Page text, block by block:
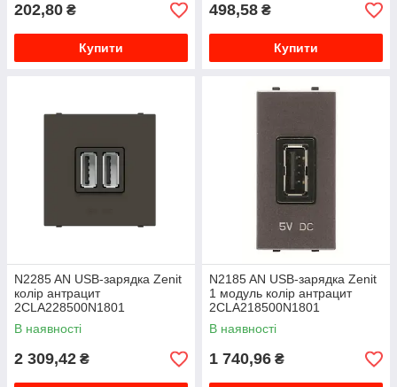
202,80 ₴
Купити
498,58 ₴
Купити
N2285 AN USB-зарядка Zenit
колір антрацит
2CLA228500N1801
В наявності
2 309,42 ₴
N2185 AN USB-зарядка Zenit
1 модуль колір антрацит
2CLA218500N1801
В наявності
1 740,96 ₴